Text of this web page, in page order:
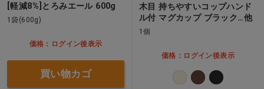
[軽減8%]とろみエール 600g
1袋(600g)
価格：ログイン後表示
買い物カゴ
木目 持ちやすいコップハンド
ル付 マグカップ ブラック…他
1個
価格：ログイン後表示